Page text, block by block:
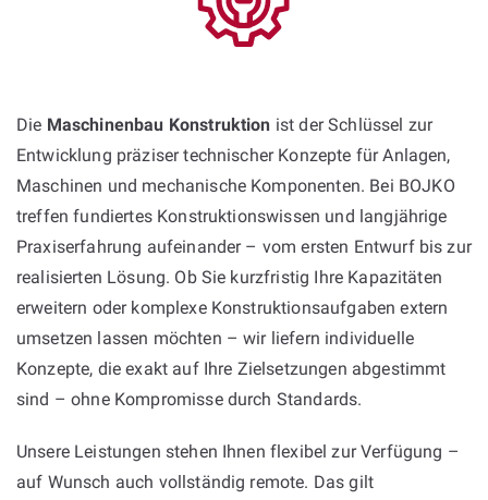
Die Maschinenbau Konstruktion ist der Schlüssel zur
Entwicklung präziser technischer Konzepte für Anlagen,
Maschinen und mechanische Komponenten. Bei BOJKO
treffen fundiertes Konstruktionswissen und langjährige
Praxiserfahrung aufeinander – vom ersten Entwurf bis zur
realisierten Lösung. Ob Sie kurzfristig Ihre Kapazitäten
erweitern oder komplexe Konstruktionsaufgaben extern
umsetzen lassen möchten – wir liefern individuelle
Konzepte, die exakt auf Ihre Zielsetzungen abgestimmt
sind – ohne Kompromisse durch Standards.
Unsere Leistungen stehen Ihnen flexibel zur Verfügung –
auf Wunsch auch vollständig remote. Das gilt